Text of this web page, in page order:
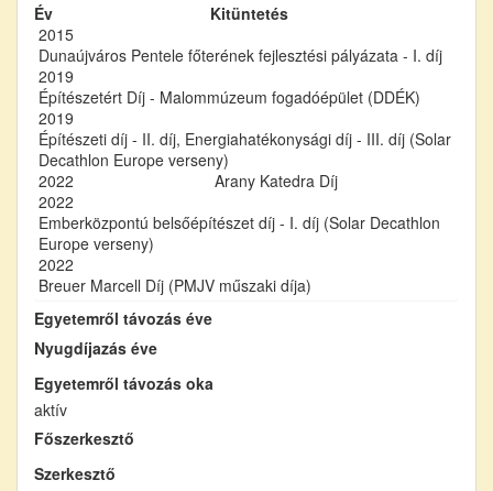
Év
Kitüntetés
2015
Dunaújváros Pentele főterének fejlesztési pályázata - I. díj
2019
Építészetért Díj - Malommúzeum fogadóépület (DDÉK)
2019
Építészeti díj - II. díj, Energiahatékonysági díj - III. díj (Solar
Decathlon Europe verseny)
2022
Arany Katedra Díj
2022
Emberközpontú belsőépítészet díj - I. díj (Solar Decathlon
Europe verseny)
2022
Breuer Marcell Díj (PMJV műszaki díja)
Egyetemről távozás éve
Nyugdíjazás éve
Egyetemről távozás oka
aktív
Főszerkesztő
Szerkesztő